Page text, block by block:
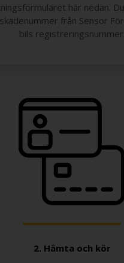
här nedan.
från Sensor
bils registreringsnummer.
2. Hämta och kör